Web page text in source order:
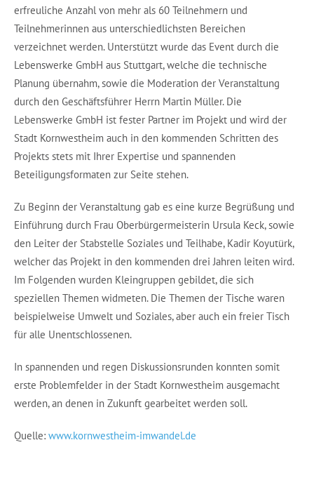
erfreuliche Anzahl von mehr als 60 Teilnehmern und
Teilnehmerinnen aus unterschiedlichsten Bereichen
verzeichnet werden. Unterstützt wurde das Event durch die
Lebenswerke GmbH aus Stuttgart, welche die technische
Planung übernahm, sowie die Moderation der Veranstaltung
durch den Geschäftsführer Herrn Martin Müller. Die
Lebenswerke GmbH ist fester Partner im Projekt und wird der
Stadt Kornwestheim auch in den kommenden Schritten des
Projekts stets mit Ihrer Expertise und spannenden
Beteiligungsformaten zur Seite stehen.
Zu Beginn der Veranstaltung gab es eine kurze Begrüßung und
Einführung durch Frau Oberbürgermeisterin Ursula Keck, sowie
den Leiter der Stabstelle Soziales und Teilhabe, Kadir Koyutürk,
welcher das Projekt in den kommenden drei Jahren leiten wird.
Im Folgenden wurden Kleingruppen gebildet, die sich
speziellen Themen widmeten. Die Themen der Tische waren
beispielweise Umwelt und Soziales, aber auch ein freier Tisch
für alle Unentschlossenen.
In spannenden und regen Diskussionsrunden konnten somit
erste Problemfelder in der Stadt Kornwestheim ausgemacht
werden, an denen in Zukunft gearbeitet werden soll.
Quelle: www.kornwestheim-imwandel.de